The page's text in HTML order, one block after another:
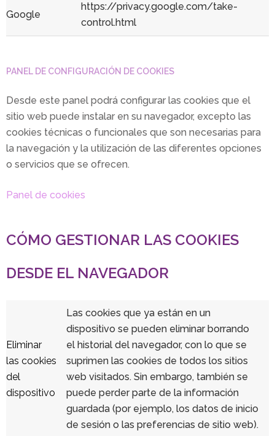
Google
https://privacy.google.com/take-
control.html
PANEL DE CONFIGURACIÓN DE COOKIES
Desde este panel podrá configurar las cookies que el
sitio web puede instalar en su navegador, excepto las
cookies técnicas o funcionales que son necesarias para
la navegación y la utilización de las diferentes opciones
o servicios que se ofrecen.
Panel de cookies
CÓMO GESTIONAR LAS COOKIES
DESDE EL NAVEGADOR
Eliminar
las cookies
del
dispositivo
Las cookies que ya están en un
dispositivo se pueden eliminar borrando
el historial del navegador, con lo que se
suprimen las cookies de todos los sitios
web visitados. Sin embargo, también se
puede perder parte de la información
guardada (por ejemplo, los datos de inicio
de sesión o las preferencias de sitio web).